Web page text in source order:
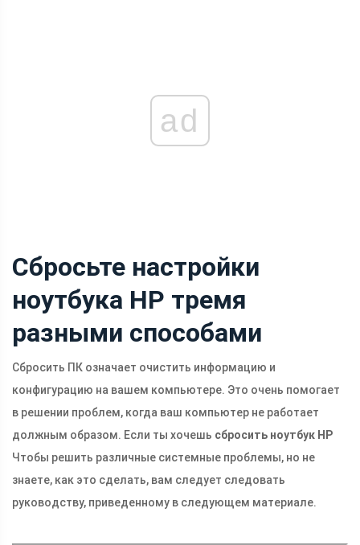
ad
Сбросьте настройки
ноутбука HP тремя
разными способами
Сбросить ПК означает очистить информацию и
конфигурацию на вашем компьютере. Это очень помогает
в решении проблем, когда ваш компьютер не работает
должным образом. Если ты хочешь сбросить ноутбук HP
Чтобы решить различные системные проблемы, но не
знаете, как это сделать, вам следует следовать
руководству, приведенному в следующем материале.